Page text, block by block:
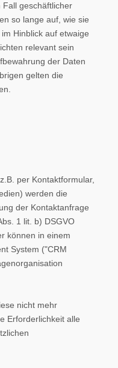
Fall geschäftlicher
so lange auf, wie sie
Hinblick auf etwaige
relevant sein
der Daten
gelten die
per Kontaktformular,
werden die
der Kontaktanfrage
1 lit. b) DSGVO
können in einem
System ("CRM
nicht mehr
Erforderlichkeit alle